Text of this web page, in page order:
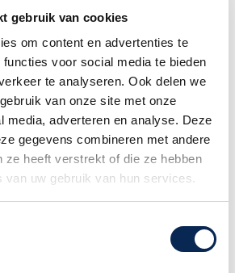
gebruik van cookies
om content en advertenties te
voor social media te bieden
te analyseren. Ook delen we
van onze site met onze
media, adverteren en analyse. Deze
gegevens combineren met andere
ze heeft verstrekt of die ze hebben
van uw gebruik van hun services.
dit pedaal een echte
muzikanten die hun live- of
verrijken zonder extra
sounds
voorgeprogrammeerde
de stompbox een
palet aan ritmische
klassieke basdrums tot
zoals de 808 Subkick, en
elke beat aan je stijl,